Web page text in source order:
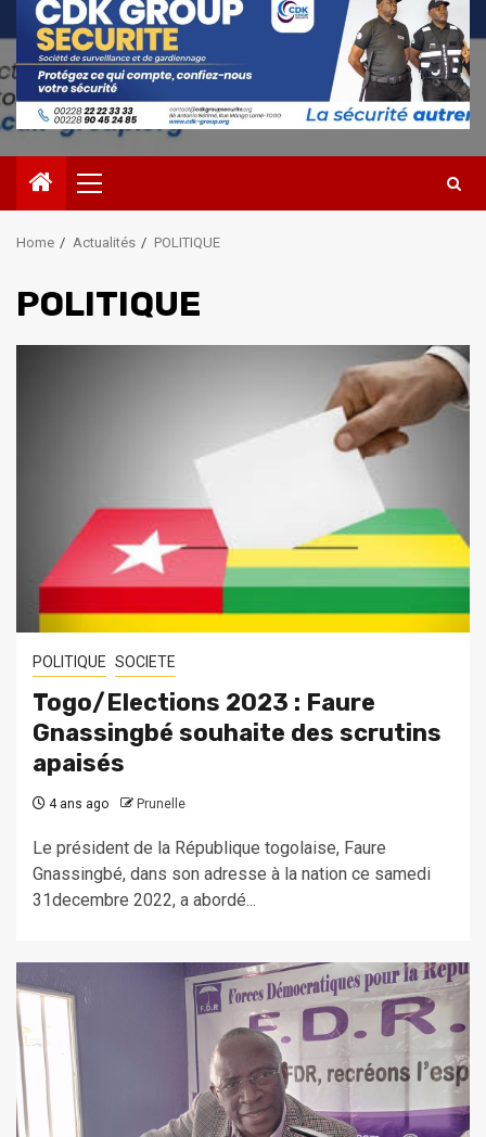
Primary
Menu
Home Actualités POLITIQUE
POLITIQUE
POLITIQUE SOCIETE
Togo/Elections 2023 : Faure
Gnassingbé souhaite des scrutins
apaisés
4 ans ago Prunelle
Le président de la République togolaise, Faure
Gnassingbé, dans son adresse à la nation ce samedi
31decembre 2022, a abordé...